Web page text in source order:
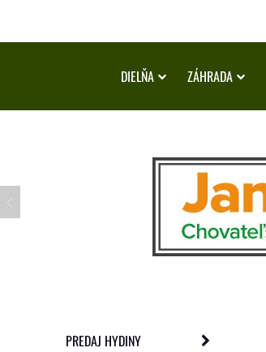
DIELŇA ZÁHRADA
PREDAJ HYDINY